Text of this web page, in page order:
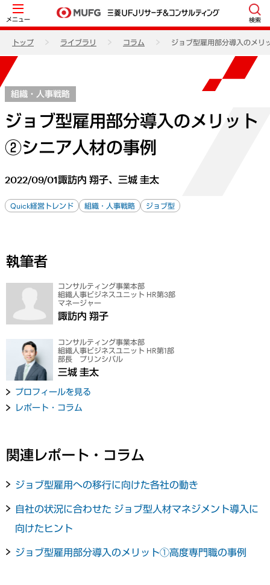
メニュー 検索
トップ ライブラリ コラム ジョブ型雇用部分導入のメ
組織・人事戦略
ジョブ型雇用部分導入のメリット
②シニア人材の事例
2022/09/01諏訪内 翔子、三城 圭太
Quick経営トレンド 組織・人事戦略 ジョブ型
執筆者
コンサルティング事業本部
組織人事ビジネスユニット HR第3部
マネージャー
諏訪内 翔子
コンサルティング事業本部
組織人事ビジネスユニット HR第1部
部長 プリンシパル
三城 圭太
プロフィールを見る
レポート・コラム
関連レポート・コラム
ジョブ型雇用への移行に向けた各社の動き
自社の状況に合わせた ジョブ型人材マネジメント導入に
向けたヒント
ジョブ型雇用部分導入のメリット①高度専門職の事例